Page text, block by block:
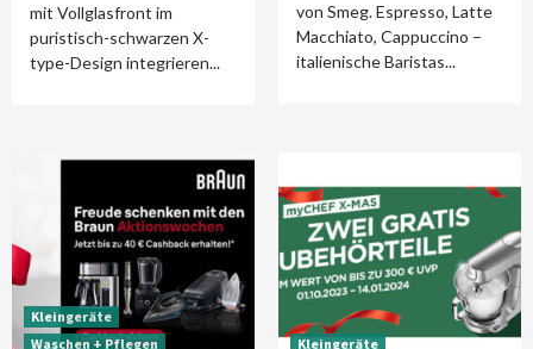
mit Vollglasfront im
puristisch-schwarzen X-
type-Design integrieren...
von Smeg. Espresso, Latte
Macchiato, Cappuccino –
italienische Baristas...
Kleingeräte
Waschen + Pflegen
Kleingeräte